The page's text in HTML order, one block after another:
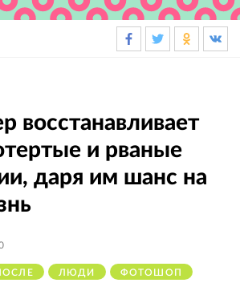
восстанавливает
и рваные
даря им шанс на
ЛЮДИ ФОТОШОП